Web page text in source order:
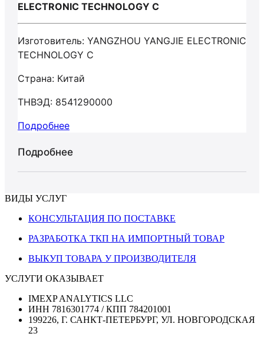
ELECTRONIC TECHNOLOGY C
Изготовитель: YANGZHOU YANGJIE ELECTRONIC
TECHNOLOGY C
Страна: Китай
ТНВЭД: 8541290000
Подробнее
Подробнее
ВИДЫ УСЛУГ
КОНСУЛЬТАЦИЯ ПО ПОСТАВКЕ
РАЗРАБОТКА ТКП НА ИМПОРТНЫЙ ТОВАР
ВЫКУП ТОВАРА У ПРОИЗВОДИТЕЛЯ
УСЛУГИ ОКАЗЫВАЕТ
IMEXP ANALYTICS LLC
ИНН 7816301774 / КПП 784201001
199226, Г. САНКТ-ПЕТЕРБУРГ, УЛ. НОВГОРОДСКАЯ
23